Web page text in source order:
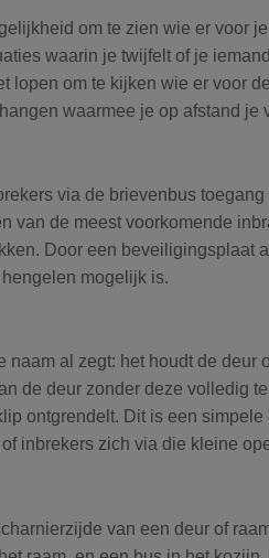
om te zien wie er voor
waarin je twijfelt of je
lopen om te kijken wie er voor
waarmee je op afstand je
via de brievenbus
van de meest voorkomende
Door een beveiligingsplaat
mogelijk is.
naam al zegt: het houdt de deur
de deur zonder deze volledig
ontgrendelt. Dit is een
inbrekers zich via die kleine
van een deur of